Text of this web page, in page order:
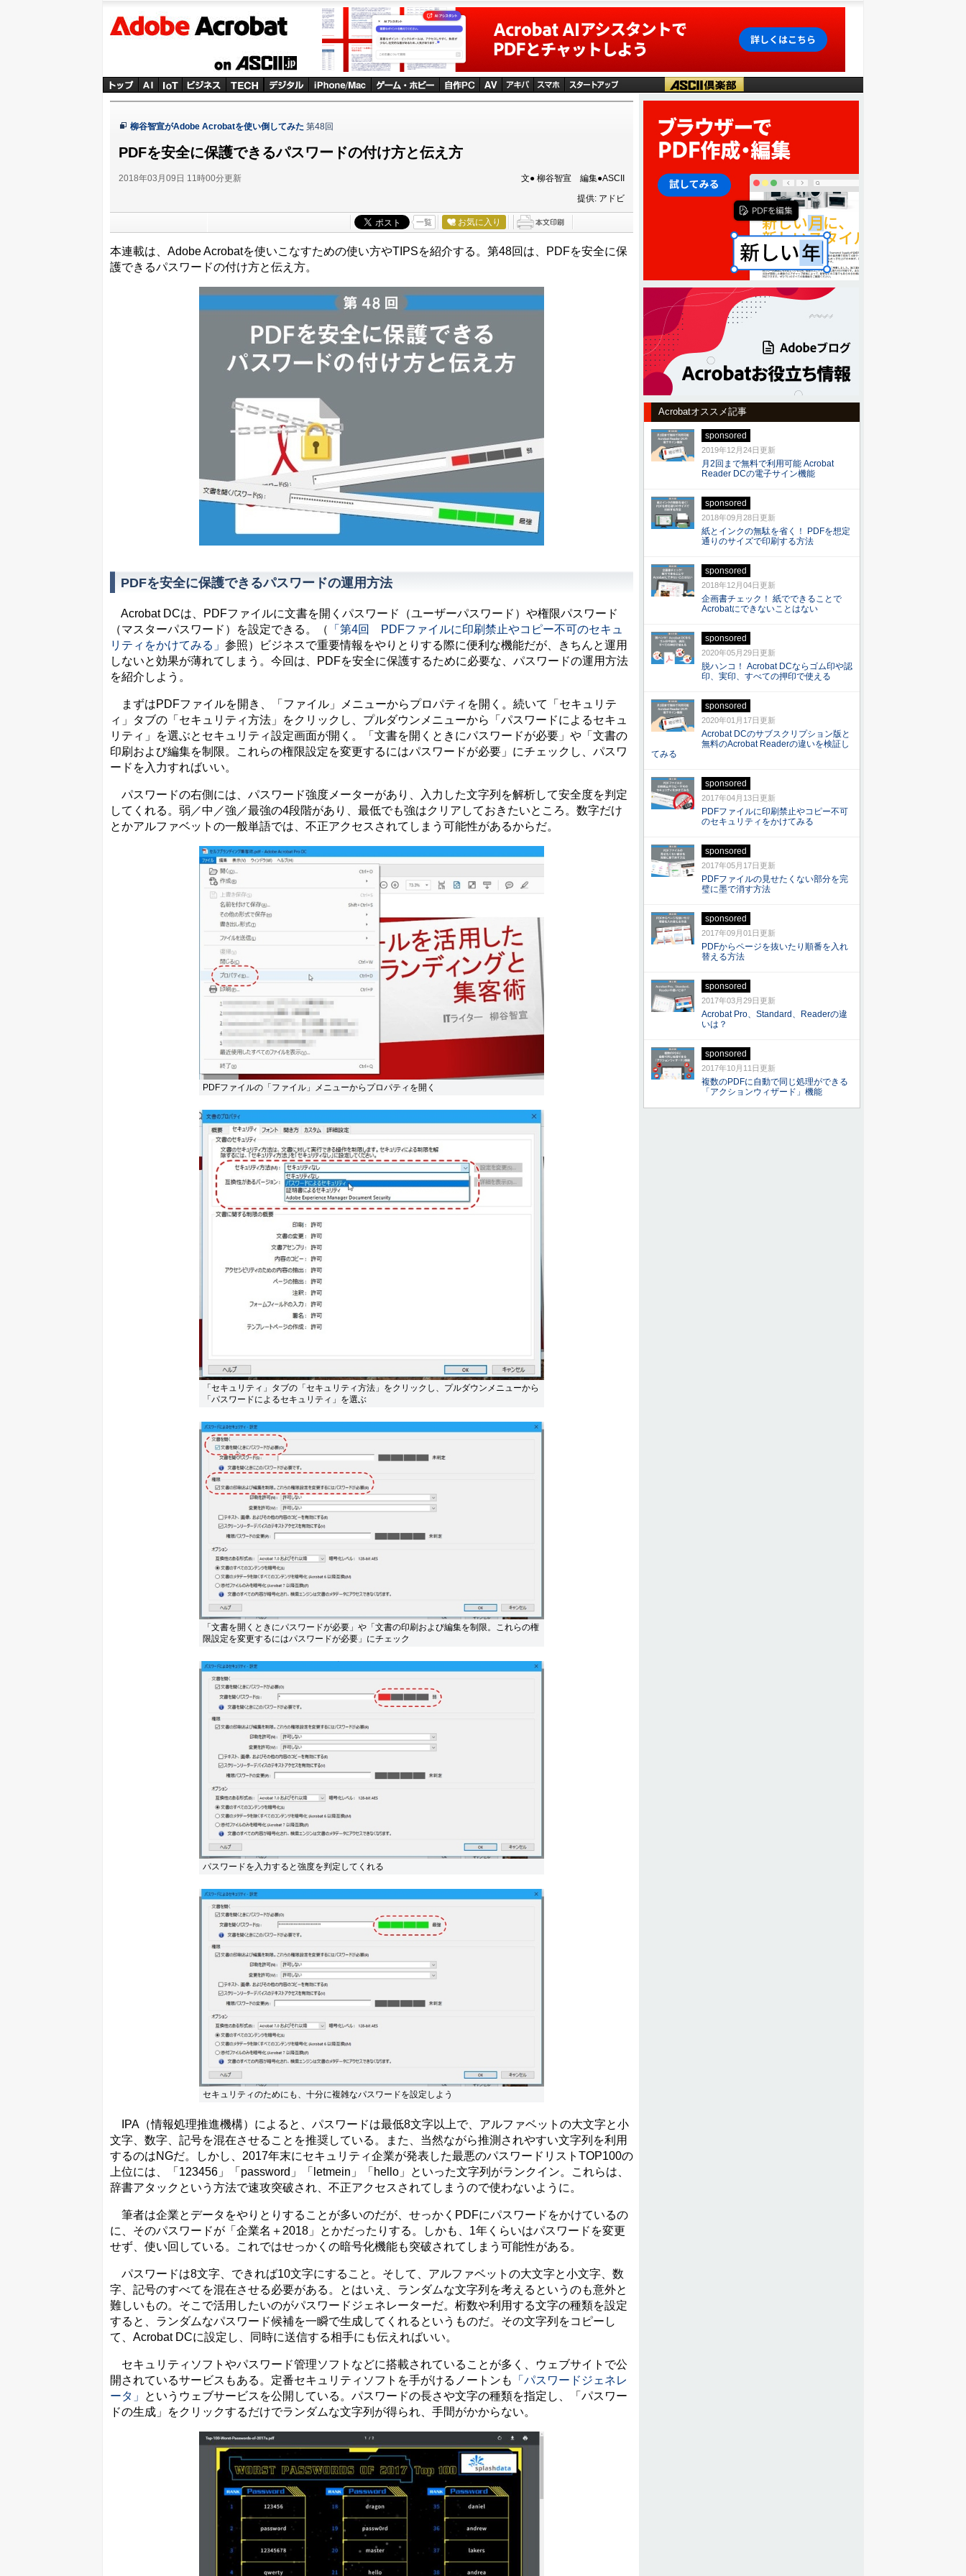
ASCII
柳谷智宣がAdobe Acrobatを使い倒してみた 第48回
PDFを安全に保護できるパスワードの付け方と伝え方
2018年03月09日 11時00分更新
文● 柳谷智宣 編集●ASCII
提供: アドビ
一覧 お気に入り
本連載は、Adobe Acrobatを使いこなすための使い方やTIPSを紹介する。第48回は、PDFを安全に保
護できるパスワードの付け方と伝え方。
PDFを安全に保護できるパスワードの運用方法
Acrobat DCは、PDFファイルに文書を開くパスワード（ユーザーパスワード）や権限パスワード
（マスターパスワード）を設定できる。（
「第4回 PDFファイルに印刷禁止やコピー不可のセキュ
リティをかけてみる」 参照）ビジネスで重要情報をやりとりする際に便利な機能だが、きちんと運用
しないと効果が薄れてしまう。今回は、PDFを安全に保護するために必要な、パスワードの運用方法
を紹介しよう。
まずはPDFファイルを開き、「ファイル」メニューからプロパティを開く。続いて「セキュリテ
ィ」タブの「セキュリティ方法」をクリックし、プルダウンメニューから「パスワードによるセキュ
リティ」を選ぶとセキュリティ設定画面が開く。「文書を開くときにパスワードが必要」や「文書の
印刷および編集を制限。これらの権限設定を変更するにはパスワードが必要」にチェックし、パスワ
ードを入力すればいい。
パスワードの右側には、パスワード強度メーターがあり、入力した文字列を解析して安全度を判定
してくれる。弱／中／強／最強の4段階があり、最低でも強はクリアしておきたいところ。数字だけ
とかアルファベットの一般単語では、不正アクセスされてしまう可能性があるからだ。
PDFファイルの「ファイル」メニューからプロパティを開く
「セキュリティ」タブの「セキュリティ方法」をクリックし、プルダウンメニューから
「パスワードによるセキュリティ」を選ぶ
「文書を開くときにパスワードが必要」や「文書の印刷および編集を制限。これらの権
限設定を変更するにはパスワードが必要」にチェック
パスワードを入力すると強度を判定してくれる
セキュリティのためにも、十分に複雑なパスワードを設定しよう
IPA（情報処理推進機構）によると、パスワードは最低8文字以上で、アルファベットの大文字と小
文字、数字、記号を混在させることを推奨している。また、当然ながら推測されやすい文字列を利用
するのはNGだ。しかし、2017年末にセキュリティ企業が発表した最悪のパスワードリストTOP100の
上位には、「123456」「password」「letmein」「hello」といった文字列がランクイン。これらは、
辞書アタックという方法で速攻突破され、不正アクセスされてしまうので使わないように。
筆者は企業とデータをやりとりすることが多いのだが、せっかくPDFにパスワードをかけているの
に、そのパスワードが「企業名＋2018」とかだったりする。しかも、1年くらいはパスワードを変更
せず、使い回している。これではせっかくの暗号化機能も突破されてしまう可能性がある。
パスワードは8文字、できれば10文字にすること。そして、アルファベットの大文字と小文字、数
字、記号のすべてを混在させる必要がある。とはいえ、ランダムな文字列を考えるというのも意外と
難しいもの。そこで活用したいのがパスワードジェネレーターだ。桁数や利用する文字の種類を設定
すると、ランダムなパスワード候補を一瞬で生成してくれるというものだ。その文字列をコピーし
て、Acrobat DCに設定し、同時に送信する相手にも伝えればいい。
セキュリティソフトやパスワード管理ソフトなどに搭載されていることが多く、ウェブサイトで公
開されているサービスもある。定番セキュリティソフトを手がけるノートンも
「パスワードジェネレ
ータ」
というウェブサービスを公開している。パスワードの長さや文字の種類を指定し、「パスワー
ドの生成」をクリックするだけでランダムな文字列が得られ、手間がかからない。
Acrobatオススメ記事
sponsored
2019年12月24日更新
月2回まで無料で利用可能 Acrobat
Reader DCの電子サイン機能
sponsored
2018年09月28日更新
紙とインクの無駄を省く！ PDFを想定
通りのサイズで印刷する方法
sponsored
2018年12月04日更新
企画書チェック！ 紙でできることで
Acrobatにできないことはない
sponsored
2020年05月29日更新
脱ハンコ！ Acrobat DCならゴム印や認
印、実印、すべての押印で使える
sponsored
2020年01月17日更新
Acrobat DCのサブスクリプション版と
無料のAcrobat Readerの違いを検証し
てみる
sponsored
2017年04月13日更新
PDFファイルに印刷禁止やコピー不可
のセキュリティをかけてみる
sponsored
2017年05月17日更新
PDFファイルの見せたくない部分を完
璧に墨で消す方法
sponsored
2017年09月01日更新
PDFからページを抜いたり順番を入れ
替える方法
sponsored
2017年03月29日更新
Acrobat Pro、Standard、Readerの違
いは？
sponsored
2017年10月11日更新
複数のPDFに自動で同じ処理ができる
「アクションウィザード」機能